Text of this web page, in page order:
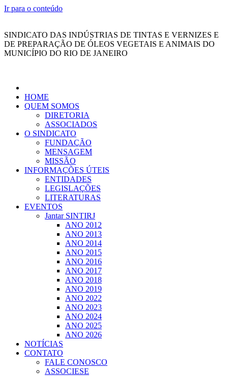
Ir para o conteúdo
SINDICATO DAS INDÚSTRIAS DE TINTAS E VERNIZES E
DE PREPARAÇÃO DE ÓLEOS VEGETAIS E ANIMAIS DO
MUNICÍPIO DO RIO DE JANEIRO
HOME
QUEM SOMOS
DIRETORIA
ASSOCIADOS
O SINDICATO
FUNDAÇÃO
MENSAGEM
MISSÃO
INFORMAÇÕES ÚTEIS
ENTIDADES
LEGISLAÇÕES
LITERATURAS
EVENTOS
Jantar SINTIRJ
ANO 2012
ANO 2013
ANO 2014
ANO 2015
ANO 2016
ANO 2017
ANO 2018
ANO 2019
ANO 2022
ANO 2023
ANO 2024
ANO 2025
ANO 2026
NOTÍCIAS
CONTATO
FALE CONOSCO
ASSOCIESE